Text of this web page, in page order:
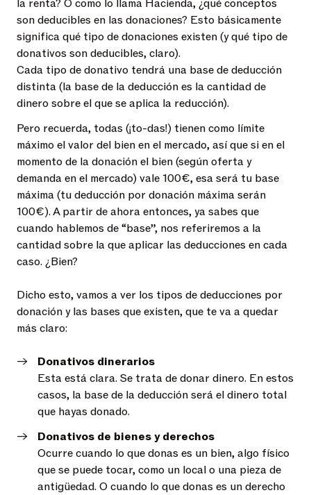
la renta? O como lo llama Hacienda, ¿qué conceptos
son deducibles en las donaciones? Esto básicamente
significa qué tipo de donaciones existen (y qué tipo de
donativos son deducibles, claro).
Cada tipo de donativo tendrá una base de deducción
distinta (la base de la deducción es la cantidad de
dinero sobre el que se aplica la reducción).
Pero recuerda, todas (¡to-das!) tienen como límite
máximo el valor del bien en el mercado, así que si en el
momento de la donación el bien (según oferta y
demanda en el mercado) vale 100€, esa será tu base
máxima (tu deducción por donación máxima serán
100€). A partir de ahora entonces, ya sabes que
cuando hablemos de “base”, nos referiremos a la
cantidad sobre la que aplicar las deducciones en cada
caso. ¿Bien?
Dicho esto, vamos a ver los tipos de deducciones por
donación y las bases que existen, que te va a quedar
más claro:
Donativos dinerarios
Esta está clara. Se trata de donar dinero. En estos
casos, la base de la deducción será el dinero total
que hayas donado.
Donativos de bienes y derechos
Ocurre cuando lo que donas es un bien, algo físico
que se puede tocar, como un local o una pieza de
antigüedad. O cuando lo que donas es un derecho